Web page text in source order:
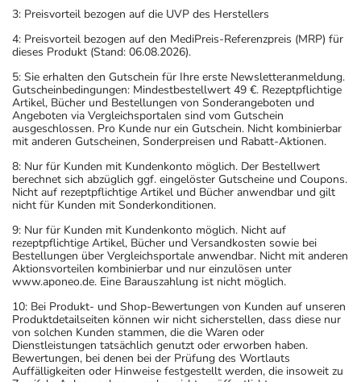
3: Preisvorteil bezogen auf die UVP des Herstellers
4: Preisvorteil bezogen auf den MediPreis-Referenzpreis (MRP) für
dieses Produkt (Stand: 06.08.2026).
5: Sie erhalten den Gutschein für Ihre erste Newsletteranmeldung.
Gutscheinbedingungen: Mindestbestellwert 49 €. Rezeptpflichtige
Artikel, Bücher und Bestellungen von Sonderangeboten und
Angeboten via Vergleichsportalen sind vom Gutschein
ausgeschlossen. Pro Kunde nur ein Gutschein. Nicht kombinierbar
mit anderen Gutscheinen, Sonderpreisen und Rabatt-Aktionen.
8: Nur für Kunden mit Kundenkonto möglich. Der Bestellwert
berechnet sich abzüglich ggf. eingelöster Gutscheine und Coupons.
Nicht auf rezeptpflichtige Artikel und Bücher anwendbar und gilt
nicht für Kunden mit Sonderkonditionen.
9: Nur für Kunden mit Kundenkonto möglich. Nicht auf
rezeptpflichtige Artikel, Bücher und Versandkosten sowie bei
Bestellungen über Vergleichsportale anwendbar. Nicht mit anderen
Aktionsvorteilen kombinierbar und nur einzulösen unter
www.aponeo.de. Eine Barauszahlung ist nicht möglich.
10: Bei Produkt- und Shop-Bewertungen von Kunden auf unseren
Produktdetailseiten können wir nicht sicherstellen, dass diese nur
von solchen Kunden stammen, die die Waren oder
Dienstleistungen tatsächlich genutzt oder erworben haben.
Bewertungen, bei denen bei der Prüfung des Wortlauts
Auffälligkeiten oder Hinweise festgestellt werden, die insoweit zu